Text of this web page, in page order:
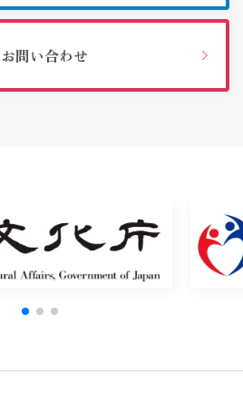
お問い合わせ